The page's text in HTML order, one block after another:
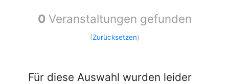
0 Veranstaltungen gefunden
(Zurücksetzen)
Für diese Auswahl wurden leider